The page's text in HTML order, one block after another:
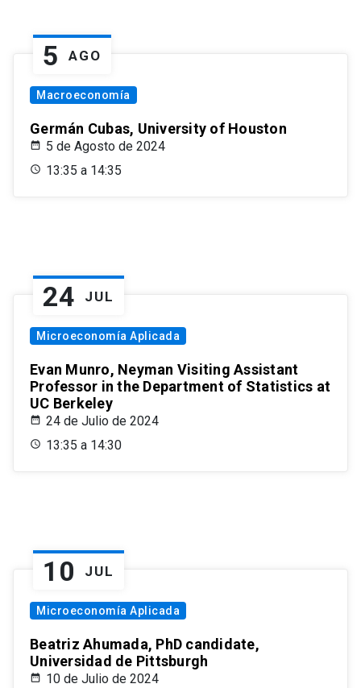
5 AGO
Macroeconomía
Germán Cubas, University of Houston
5 de Agosto de 2024
13:35 a 14:35
24 JUL
Microeconomía Aplicada
Evan Munro, Neyman Visiting Assistant
Professor in the Department of Statistics at
UC Berkeley
24 de Julio de 2024
13:35 a 14:30
10 JUL
Microeconomía Aplicada
Beatriz Ahumada, PhD candidate,
Universidad de Pittsburgh
10 de Julio de 2024